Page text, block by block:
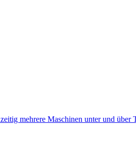
mehrere Maschinen unter und über